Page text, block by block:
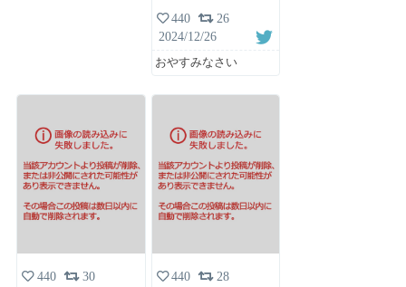
440
26
2024/12/26
おやすみなさい
440
30
440
28